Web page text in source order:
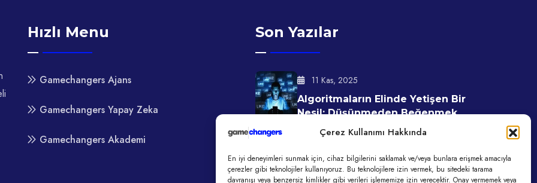
Çerez Kullanımı Hakkında
En iyi deneyimleri sunmak için, cihaz bilgilerini saklamak ve/veya bunlara erişmek amacıyla
çerezler gibi teknolojiler kullanıyoruz. Bu teknolojilere izin vermek, bu sitedeki tarama
davranışı veya benzersiz kimlikler gibi verileri işlememize izin verecektir. Onay vermemek veya
Hızlı Menu
Gamechangers Ajans
Gamechangers Yapay Zeka
Gamechangers Akademi
Son Yazılar
11 Kas, 2025
Algoritmaların Elinde Yetişen Bir
Nesil: Düşünmeden Beğenmek
Ajanslarda Tükenmiş Yaratıcılık
Sendromu Ve Reklam Verenin